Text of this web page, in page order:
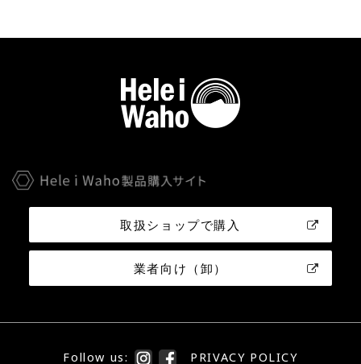
取扱ショップで購入
業者向け（卸）
Follow us: PRIVACY POLICY